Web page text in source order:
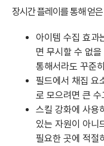
장시간 플레이를 통해 얻
아이템 수집 효과
면 무시할 수 없
통해서라도 꾸준
필드에서 채집 요
로 모으려면 큰 수
스킬 강화에 사용
있는 자원이 아니
필요한 곳에 적절